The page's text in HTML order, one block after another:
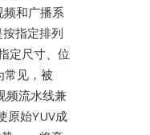
频和广播系
指定排列
定尺寸、位
常见，被
频流水线兼
原始YUV成